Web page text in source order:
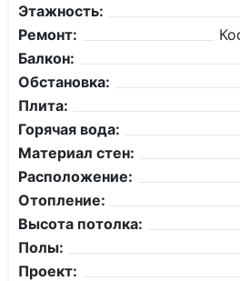
Этажность:
Ремонт:
Балкон:
Обстановка:
Плита:
Горячая вода:
Материал стен:
Расположение:
Отопление:
Высота потолка:
Полы:
Проект: